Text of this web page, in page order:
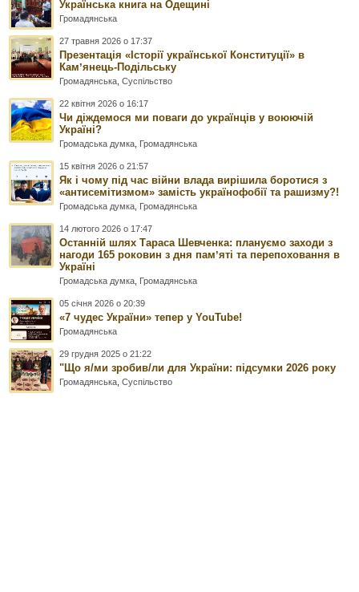
Українська книга на Одещині
Громадянська
27 травня 2026 о 17:37
Презентація «Історії української Конституції» в
Камʼянець-Подільську
Громадянська ,Суспільство
22 квітня 2026 о 16:17
Чи діждемося ми поваги до українців у воюючій
Україні?
Громадська думка Громадянська
15 квітня 2026 о 21:57
Як і чому під час війни влада вирішила боротися з
«антисемітизмом» замість українофобії та рашизму?!
Громадська думка Громадянська
14 лютого 2026 о 17:47
Останній шлях Тараса Шевченка: плануємо заходи з
нагоди 165 роковин з дня памʼяті та перепоховання в
Україні
Громадська думка Громадянська
05 січня 2026 о 20:39
«7 чудес України» тепер у YouTube!
Громадянська
29 грудня 2025 о 21:22
"Що я/ми зробив/ли для України: підсумки 2026 року
Громадянська ,Суспільство